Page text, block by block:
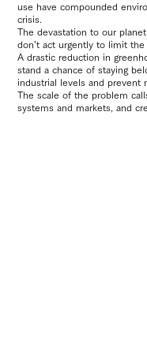
use have compounded
crisis.
The devastation to our
don’t act urgently to limit the
A drastic reduction in
stand a chance of staying
industrial levels and prevent
The scale of the problem
systems and markets, and